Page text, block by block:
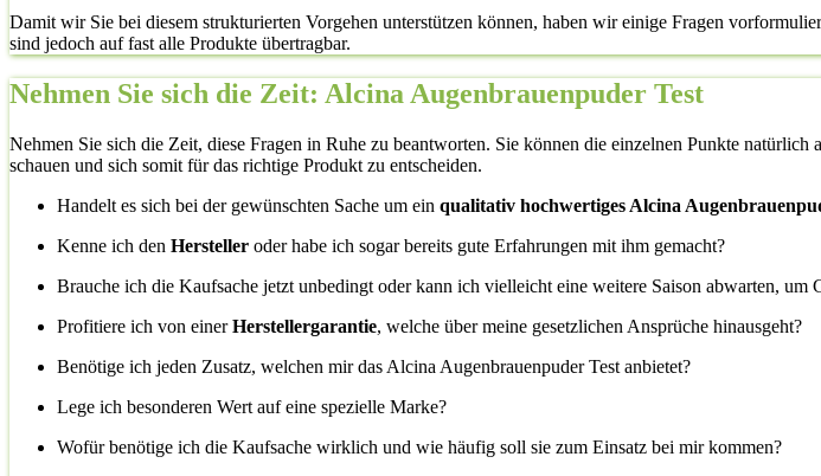
Damit wir Sie bei diesem strukturierten Vorgehen unterstützen können, haben wir einige Fragen
sind jedoch auf fast alle Produkte übertragbar.
Nehmen Sie sich die Zeit: Alcina Augenbrauenpuder Test
Nehmen Sie sich die Zeit, diese Fragen in Ruhe zu beantworten. Sie können die einzelnen Punkte
schauen und sich somit für das richtige Produkt zu entscheiden.
Handelt es sich bei der gewünschten Sache um ein qualitativ hochwertiges Alcina
Kenne ich den Hersteller oder habe ich sogar bereits gute Erfahrungen mit ihm gemacht?
Brauche ich die Kaufsache jetzt unbedingt oder kann ich vielleicht eine weitere Saison abwarten, um
Profitiere ich von einerHerstellergarantie, welche über meine gesetzlichen Ansprüche hinausgeht?
Benötige ich jeden Zusatz, welchen mir das Alcina Augenbrauenpuder Test anbietet?
Lege ich besonderen Wert auf eine spezielle Marke?
Wofür benötige ich die Kaufsache wirklich und wie häufig soll sie zum Einsatz bei mir kommen?